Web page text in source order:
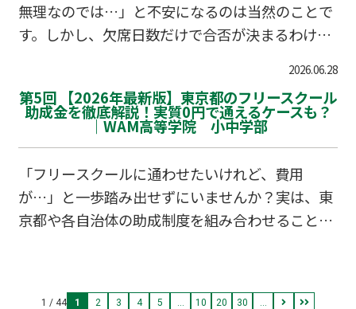
無理なのでは…」と不安になるのは当然のことで
す。しかし、欠席日数だけで合否が決まるわけで
拓いている生徒はたくさんいます。あきらめる前
に知っておきたい、今の進学事情と対策について
お伝えします。
2026.06.28
第5回 【2026年最新版】東京都のフリースクール
助成金を徹底解説！実質0円で通えるケースも？
｜WAM高等学院 小中学部
「フリースクールに通わせたいけれど、費用
が…」と一歩踏み出せずにいませんか？実は、東
京都や各自治体の助成制度を組み合わせること
安心して通える方法をお伝えします。
1 / 44 1 2 3 4 5 10 20 30